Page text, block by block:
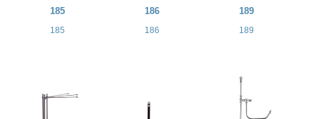
185
185
186
186
189
189